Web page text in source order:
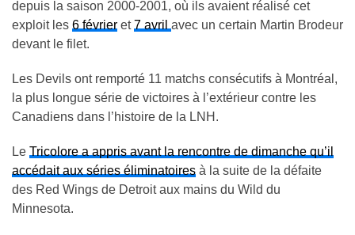
depuis la saison 2000-2001, où ils avaient réalisé cet
exploit les 6 février et7 avril avec un certain Martin Brodeur
devant le filet.
Les Devils ont remporté 11 matchs consécutifs à Montréal,
la plus longue série de victoires à l’extérieur contre les
Canadiens dans l’histoire de la LNH.
Le Tricolore a appris avant la rencontre de dimanche qu’il
accédait aux séries éliminatoires à la suite de la défaite
des Red Wings de Detroit aux mains du Wild du
Minnesota.